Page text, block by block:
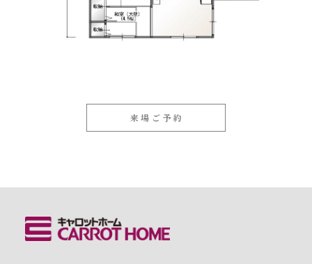
来場ご予約